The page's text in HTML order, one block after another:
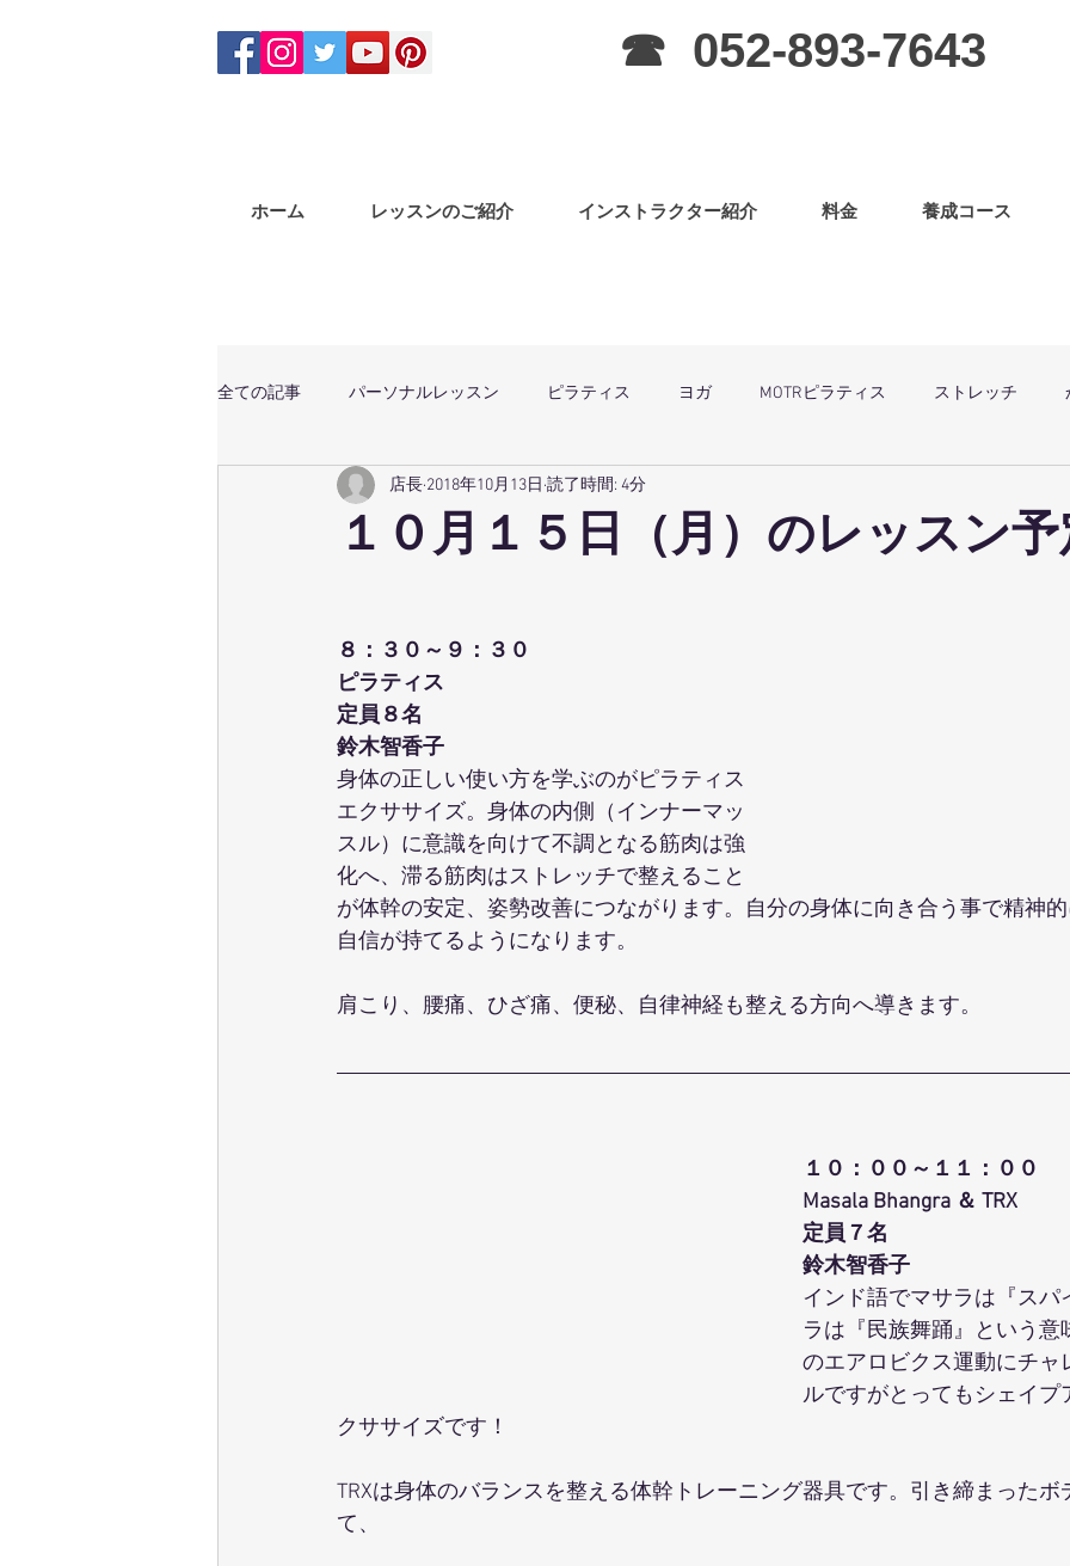
☎ 052-893-7643
ホーム レッスンのご紹介 インストラクター紹介 料金 養成コース
全ての記事 パーソナルレッスン ピラティス ヨガ MOTRピラティス ストレッチ
体幹トレーニング マサラバングラ ピラティス（子連OK）
テクニカル養成コース
ポールウォーキング ピラティス養成コース 講演会
１０月１５日（月）のレッスン
店長 2018年10月13日 読了時間: 4分
８：３０～９：３０
ピラティス
定員８名
鈴木智香子
身体の正しい使い方を学ぶのがピラティス
エクササイズ。身体の内側（インナーマッ
スル）に意識を向けて不調となる筋肉は強
化へ、滞る筋肉はストレッチで整えること
が体幹の安定、姿勢改善につながります。自分の身体に向き合う事で精神
自信が持てるようになります。
肩こり、腰痛、ひざ痛、便秘、自律神経も整える方向へ導きます。
１０：００～１１：００
Masala Bhangra ＆ TRX
定員７名
鈴木智香子
インド語でマサラは『スパ
ラは『民族舞踊』という意
のエアロビクス運動にチャ
ルですがとってもシェイプ
クササイズです！
TRXは身体のバランスを整える体幹トレーニング器具です。引き締まったボ
て、